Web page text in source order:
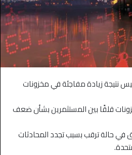
نتيجة زيادة مفاجئة في مخزونات
قلقًا بين المستثمرين بشأن ضعف
في حالة ترقب بسبب تجدد المحادثات